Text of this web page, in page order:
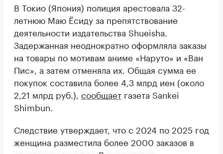
В Токио (Япония) полиция арестовала 32-
летнюю Маю Ёсиду за препятствование
деятельности издательства Shueisha.
Задержанная неоднократно оформляла заказы
на товары по мотивам аниме «Наруто» и «Ван
Пис», а затем отменяла их. Общая сумма ее
покупок составила более 4,3 млрд иен (около
2,21 млрд руб.), сообщает газета Sankei
Shimbun.
Следствие утверждает, что с 2024 по 2025 год
женщина разместила более 2000 заказов в